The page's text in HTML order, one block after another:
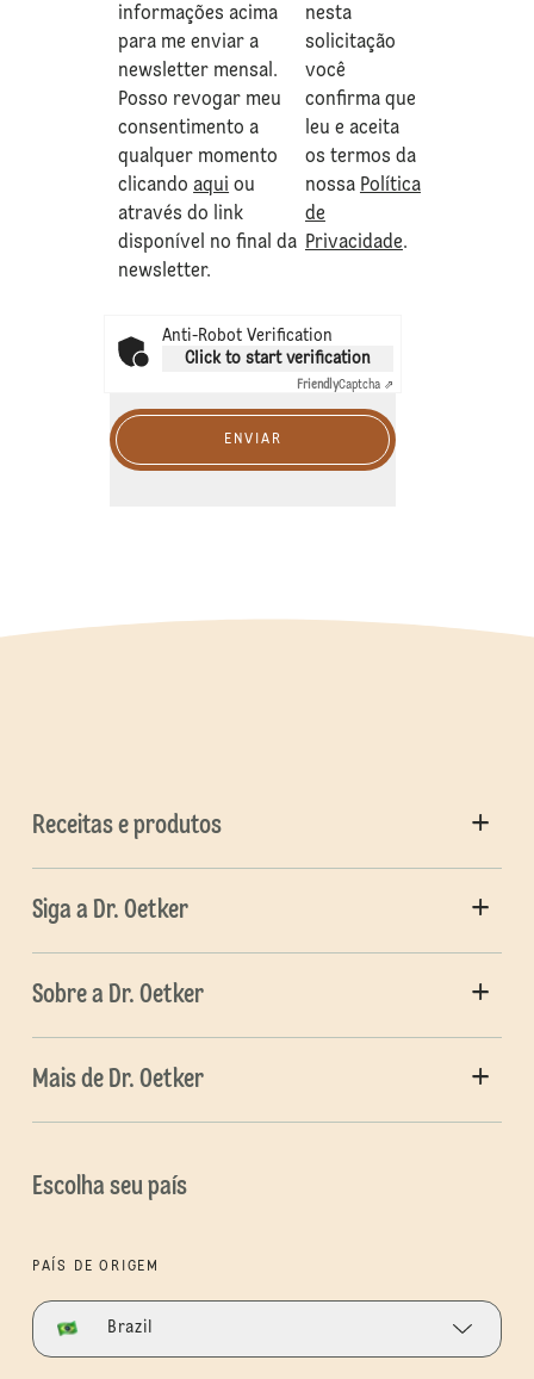
informações acima
para me enviar a
newsletter mensal.
Posso revogar meu
consentimento a
qualquer momento
clicando aqui ou
através do link
disponível no final da
newsletter.
nesta
solicitação
você
confirma que
leu e aceita
os termos da
nossa Política
de
Privacidade.
Anti-Robot Verification
Click to start verification
FriendlyCaptcha ⇗
ENVIAR
Receitas e produtos
Siga a Dr. Oetker
Sobre a Dr. Oetker
Mais de Dr. Oetker
Escolha seu país
PAÍS DE ORIGEM
Brazil